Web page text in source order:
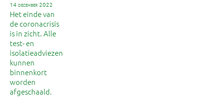
14 december 2022
Het einde van
de coronacrisis
is in zicht. Alle
test- en
isolatieadviezen
kunnen
binnenkort
worden
afgeschaald.